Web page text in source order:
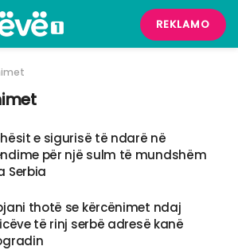
REKLAMO
e sigurisë të ndarë në
për një sulm të mundshëm
Serbia
thotë se kërcënimet ndaj
të rinj serbë adresë kanë